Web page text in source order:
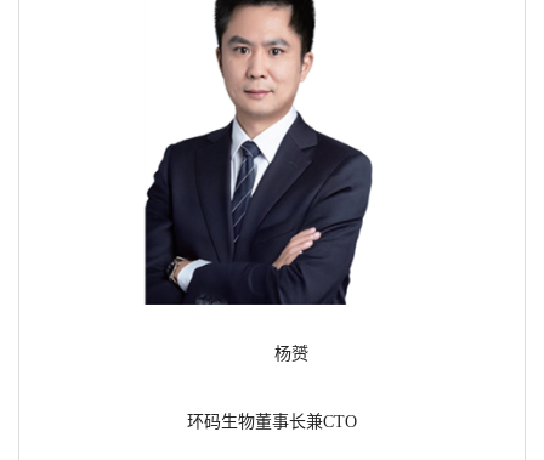
杨赟
环码生物董事长兼CTO